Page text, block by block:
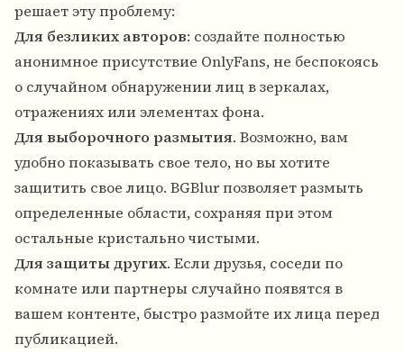
решает эту проблему:
Для безликих авторов: создайте полностью
анонимное присутствие OnlyFans, не беспокоясь
о случайном обнаружении лиц в зеркалах,
отражениях или элементах фона.
Для выборочного размытия. Возможно, вам
удобно показывать свое тело, но вы хотите
защитить свое лицо. BGBlur позволяет размыть
определенные области, сохраняя при этом
остальные кристально чистыми.
Для защиты других. Если друзья, соседи по
комнате или партнеры случайно появятся в
вашем контенте, быстро размойте их лица перед
публикацией.